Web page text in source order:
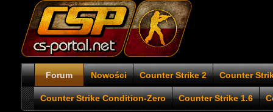
Forum Nowości Counter Strike 2 Counter
Counter Strike Condition-Zero Counter Strike 1.6